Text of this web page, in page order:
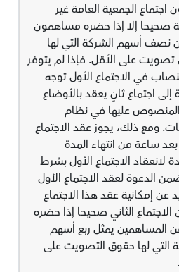
اجتماع الجمعية العامة غير
صحيحا إلا إذا حضره مساهمون
نصف أسهم الشركة التي لها
على الأقل. فإذا لم يتوفر
في الاجتماع الأول توجه
إلى اجتماع ثانٍ يعقد بالأوضاع
المنصوص عليها في نظام
ومع ذلك، يجوز عقد الاجتماع
بعد ساعة من انتهاء المدة
لانعقاد الاجتماع الأول بشرط
الدعوة لعقد الاجتماع الأول
عن إمكانية عقد هذا الاجتماع
الثاني صحيحا إذا حضره
المساهمين يمثل ربع أسهم
التي لها حقوق التصويت على